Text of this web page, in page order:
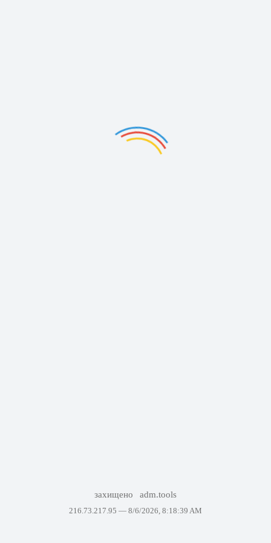
захищено adm.tools
216.73.217.95 — 8/6/2026, 8:18:39 AM